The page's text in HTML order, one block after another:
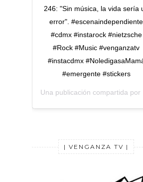
246: "Sin música, la vida sería
error". #escenaindependiente
#cdmx #instarock #nietzsche
#Rock #Music #venganzatv
#instacdmx
#emergente #stickers
| VENGANZA TV |